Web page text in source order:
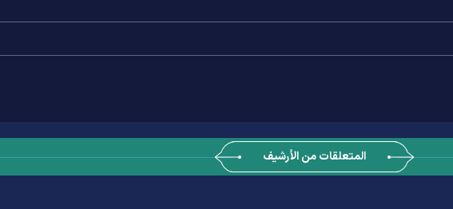
المتعلقات من الأرشيف